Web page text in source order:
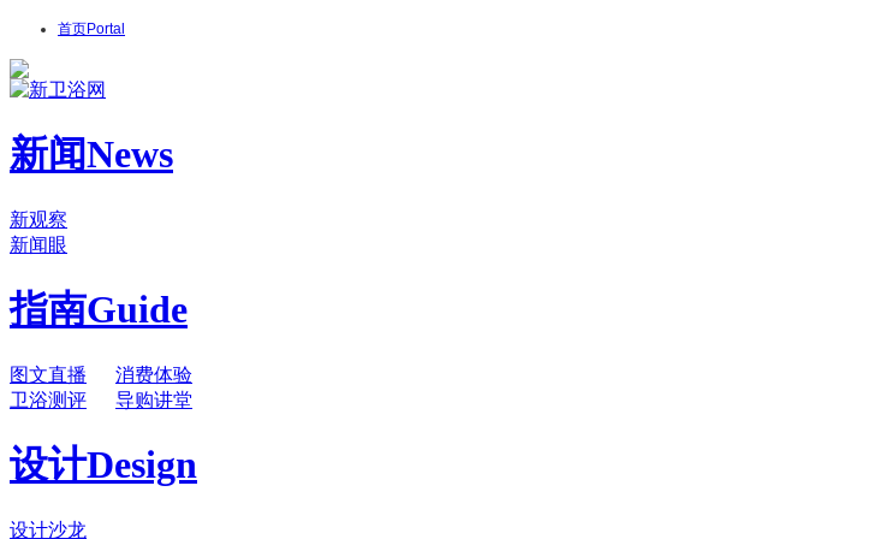
首页Portal
新闻News
新观察
新闻眼
指南Guide
图文直播
消费体验
卫浴测评
导购讲堂
设计Design
设计沙龙